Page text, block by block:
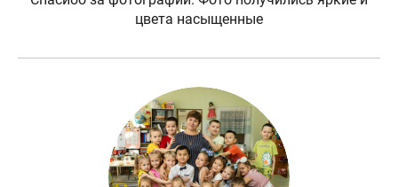
цвета насыщенные